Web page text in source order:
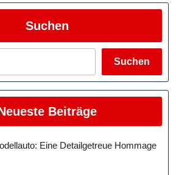
Suchen
Suchen
Beiträge
Eine Detailgetreue Hommage